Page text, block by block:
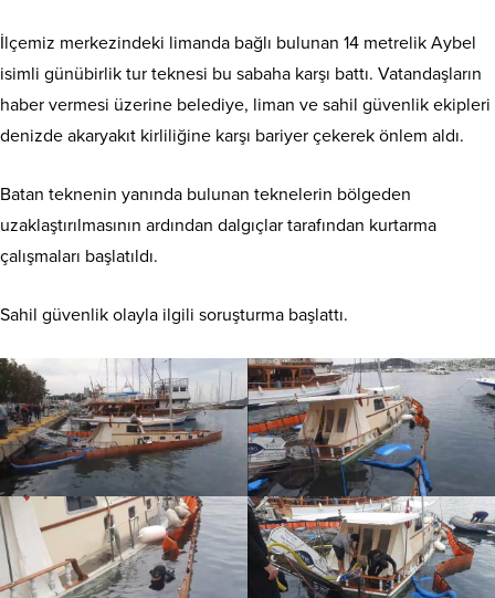
İlçemiz merkezindeki limanda bağlı bulunan 14 metrelik Aybel
isimli günübirlik tur teknesi bu sabaha karşı battı. Vatandaşların
haber vermesi üzerine belediye, liman ve sahil güvenlik ekipleri
denizde akaryakıt kirliliğine karşı bariyer çekerek önlem aldı.
Batan teknenin yanında bulunan teknelerin bölgeden
uzaklaştırılmasının ardından dalgıçlar tarafından kurtarma
çalışmaları başlatıldı.
Sahil güvenlik olayla ilgili soruşturma başlattı.